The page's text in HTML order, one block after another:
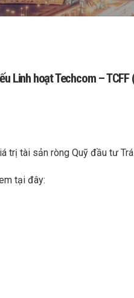
Linh hoạt Techcom –
trị tài sản ròng Quỹ đầu tư
tại đây: